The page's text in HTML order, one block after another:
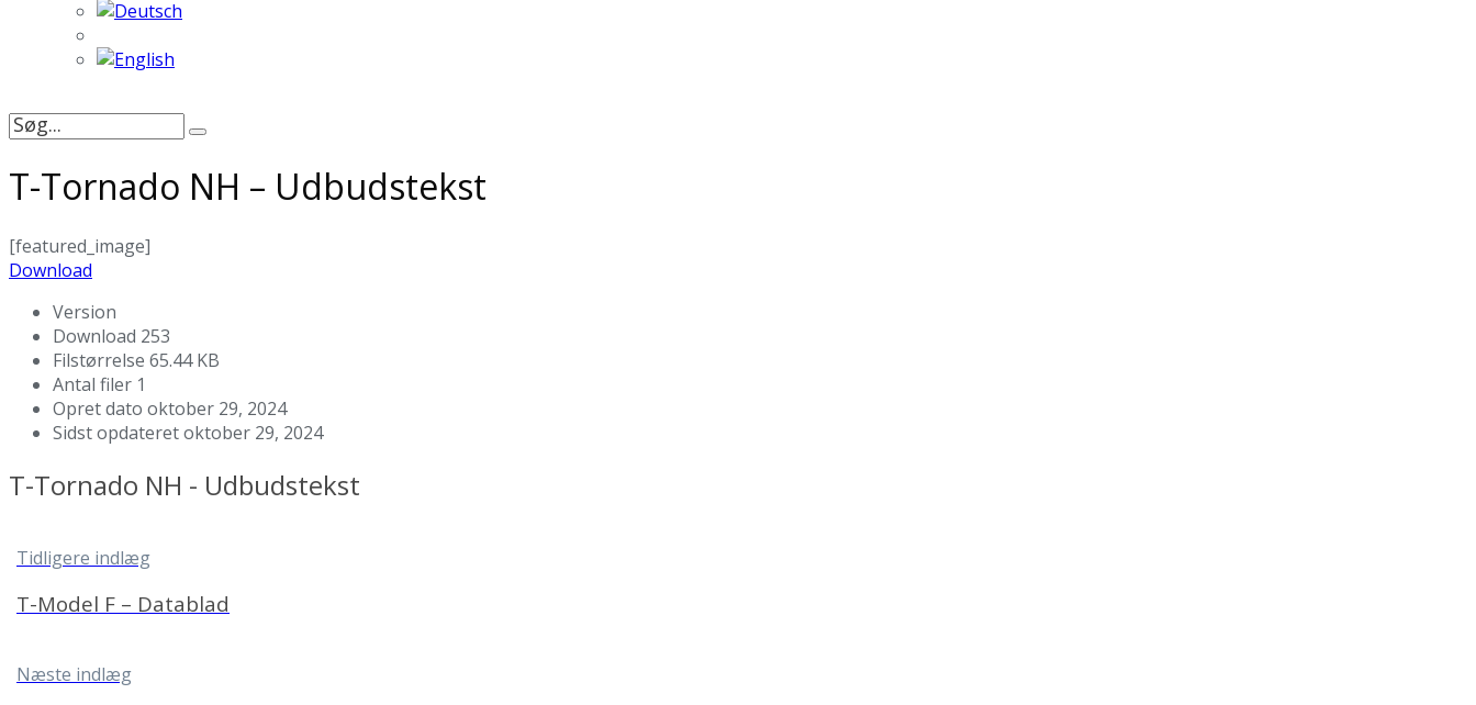
Søg
T-Tornado NH – Udbudstekst
[featured_image]
Download
Version
Download 253
Filstørrelse 65.44 KB
Antal filer 1
Opret dato oktober 29, 2024
Sidst opdateretoktober 29, 2024
T-Tornado NH - Udbudstekst
Tidligere indlæg
T-Model F – Datablad
Næste indlæg